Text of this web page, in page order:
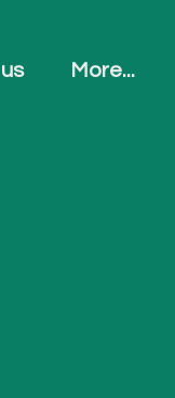
More...